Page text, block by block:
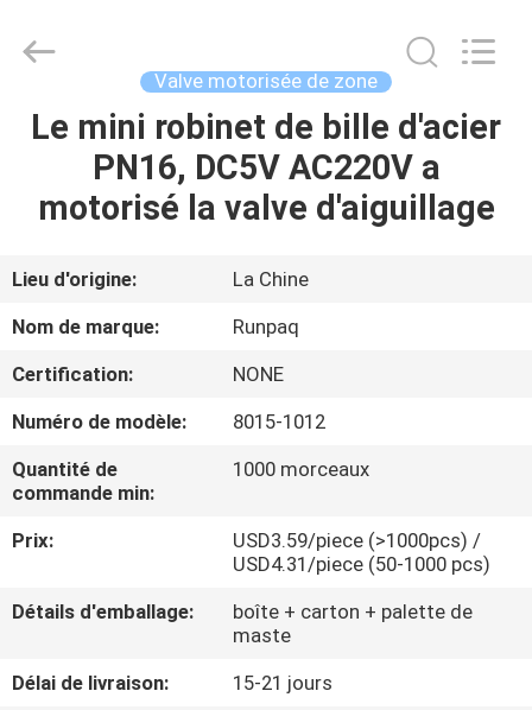
MAISON
PRODUITS
AU
SUJET
DE
VISITE
DE
QUALITÉ
Technology
Rights
Reserved.
Valve motorisée de zone
Le mini robinet de bille d'acier
PN16, DC5V AC220V a
motorisé la valve d'aiguillage
Lieu d'origine:
La Chine
Nom de marque:
Runpaq
Certification:
NONE
Numéro de modèle:
8015-1012
Quantité de
commande min:
1000 morceaux
Prix:
USD3.59/piece (>1000pcs) /
USD4.31/piece (50-1000 pcs)
Détails d'emballage:
boîte + carton + palette de
maste
Délai de livraison:
15-21 jours